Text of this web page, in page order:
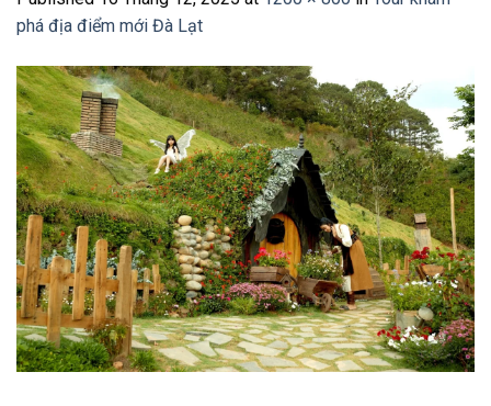
phá địa điểm mới Đà Lạt